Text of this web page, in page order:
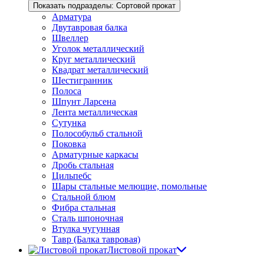
Показать подразделы: Сортовой прокат
Арматура
Двутавровая балка
Швеллер
Уголок металлический
Круг металлический
Квадрат металлический
Шестигранник
Полоса
Шпунт Ларсена
Лента металлическая
Сутунка
Полособульб стальной
Поковка
Арматурные каркасы
Дробь стальная
Цильпебс
Шары стальные мелющие, помольные
Стальной блюм
Фибра стальная
Сталь шпоночная
Втулка чугунная
Тавр (Балка тавровая)
Листовой прокат